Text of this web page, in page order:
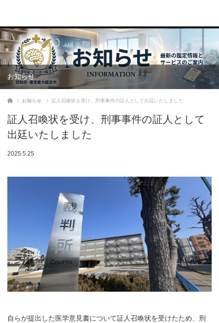
お知らせ
ホーム お知らせ 証人召喚状を受け、刑事事件の証人として出廷いたしました
証人召喚状を受け、刑事事件の証人として
出廷いたしました
2025.5.25
自らが提出した医学意見書について証人召喚状を受けたため、刑